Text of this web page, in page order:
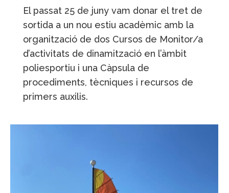
El passat 25 de juny vam donar el tret de
sortida a un nou estiu acadèmic amb la
organització de dos Cursos de Monitor/a
d’activitats de dinamització en l’àmbit
poliesportiu i una Càpsula de
procediments, tècniques i recursos de
primers auxilis.